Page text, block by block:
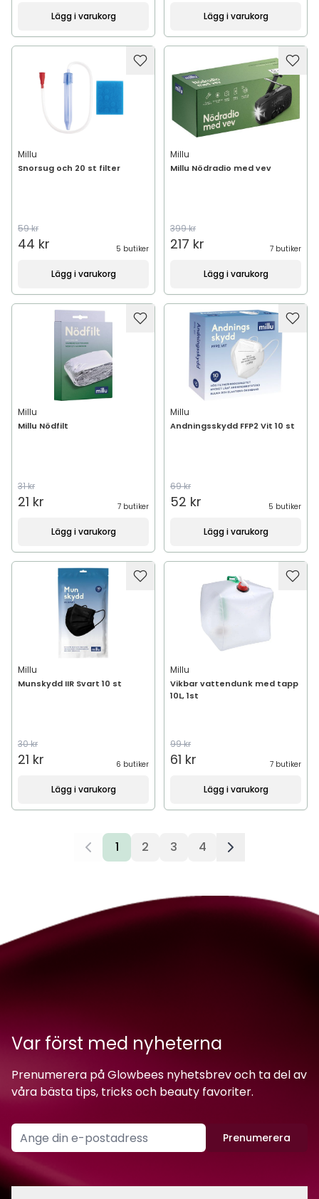
Lägg i varukorg Lägg i varukorg
Millu
Snorsug och 20 st filter
59 kr
44 kr 5 butiker
Lägg i varukorg
Millu
Millu Nödradio med vev
399 kr
217 kr 7 butiker
Lägg i varukorg
Millu
Millu Nödfilt
31 kr
21 kr 7 butiker
Lägg i varukorg
Millu
Andningsskydd FFP2 Vit 10 st
69 kr
52 kr 5 butiker
Lägg i varukorg
Millu
Munskydd IIR Svart 10 st
30 kr
21 kr 6 butiker
Lägg i varukorg
Millu
Vikbar vattendunk med tapp
10L, 1st
99 kr
61 kr 7 butiker
Lägg i varukorg
1 2 3 4
Var först med nyheterna
Prenumerera på Glowbees nyhetsbrev och ta del av
våra bästa tips, tricks och beauty favoriter.
Prenumerera